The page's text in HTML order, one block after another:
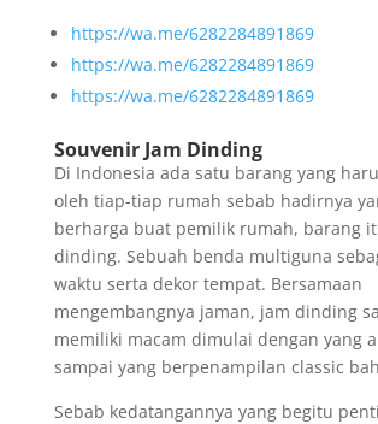
https://wa.me/6282284891869
https://wa.me/6282284891869
https://wa.me/6282284891869
Souvenir Jam Dinding
Di Indonesia ada satu barang yang
oleh tiap-tiap rumah sebab hadirnya
berharga buat pemilik rumah, barang
dinding. Sebuah benda multiguna
waktu serta dekor tempat. Bersamaan
mengembangnya jaman, jam dinding
memiliki macam dimulai dengan yang
sampai yang berpenampilan classic
Sebab kedatangannya yang begitu